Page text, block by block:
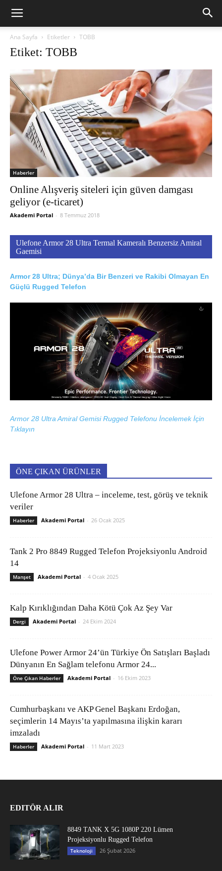
Ana Sayfa Etiketler TOBB
Etiket: TOBB
Haberler
Online Alışveriş siteleri için güven damgası
geliyor (e-ticaret)
Akademi Portal - 8 Temmuz 2018
Ulefone Armor 28 Ultra Termal Kameralı Benzersiz Amiral
Gaemisi
Armor 28 Ultra; Dünya’da Bir Benzeri ve Rakibi Olmayan En
Güçlü Rugged Telefon
Armor 28 Ultra Amiral Gemisi Rugged Telefonu İncelemek İçin
Tıklayın
ÖNE ÇIKAN ÜRÜNLER
Ulefone Armor 28 Ultra – inceleme, test, görüş ve teknik
veriler
Haberler Akademi Portal - 26 Ocak 2025
Tank 2 Pro 8849 Rugged Telefon Projeksiyonlu Android
14
Manşet Akademi Portal - 4 Ocak 2025
Kalp Kırıklığından Daha Kötü Çok Az Şey Var
Dergi Akademi Portal - 24 Ekim 2024
Ulefone Power Armor 24’ün Türkiye Ön Satışları Başladı
Dünyanın En Sağlam telefonu Armor 24...
Öne Çıkan Haberler Akademi Portal - 16 Ekim 2023
Cumhurbaşkanı ve AKP Genel Başkanı Erdoğan,
seçimlerin 14 Mayıs’ta yapılmasına ilişkin kararı
imzaladı
Haberler Akademi Portal - 11 Mart 2023
EDITÖR ALIR
8849 TANK X 5G 1080P 220 Lümen
Projeksiyonlu Rugged Telefon
Teknoloji 26 Şubat 2026